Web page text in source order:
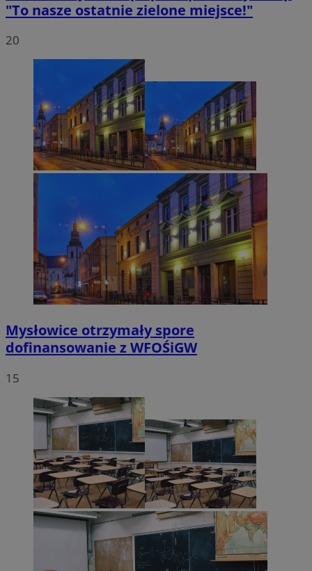
"To nasze ostatnie zielone miejsce!"
20
Mysłowice otrzymały spore
dofinansowanie z WFOŚiGW
15